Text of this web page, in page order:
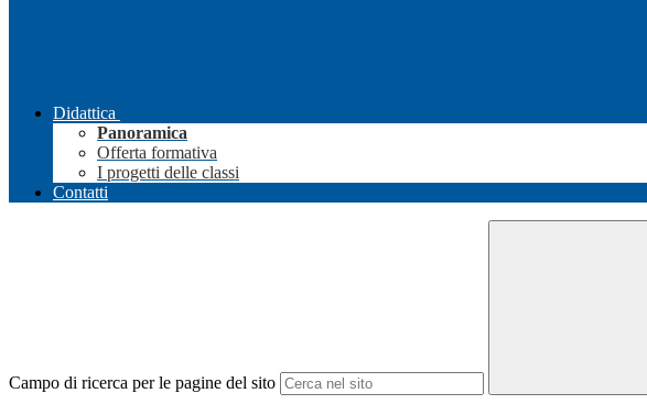
Didattica
Panoramica
Offerta formativa
I progetti delle classi
Contatti
Campo di ricerca per le pagine del sito